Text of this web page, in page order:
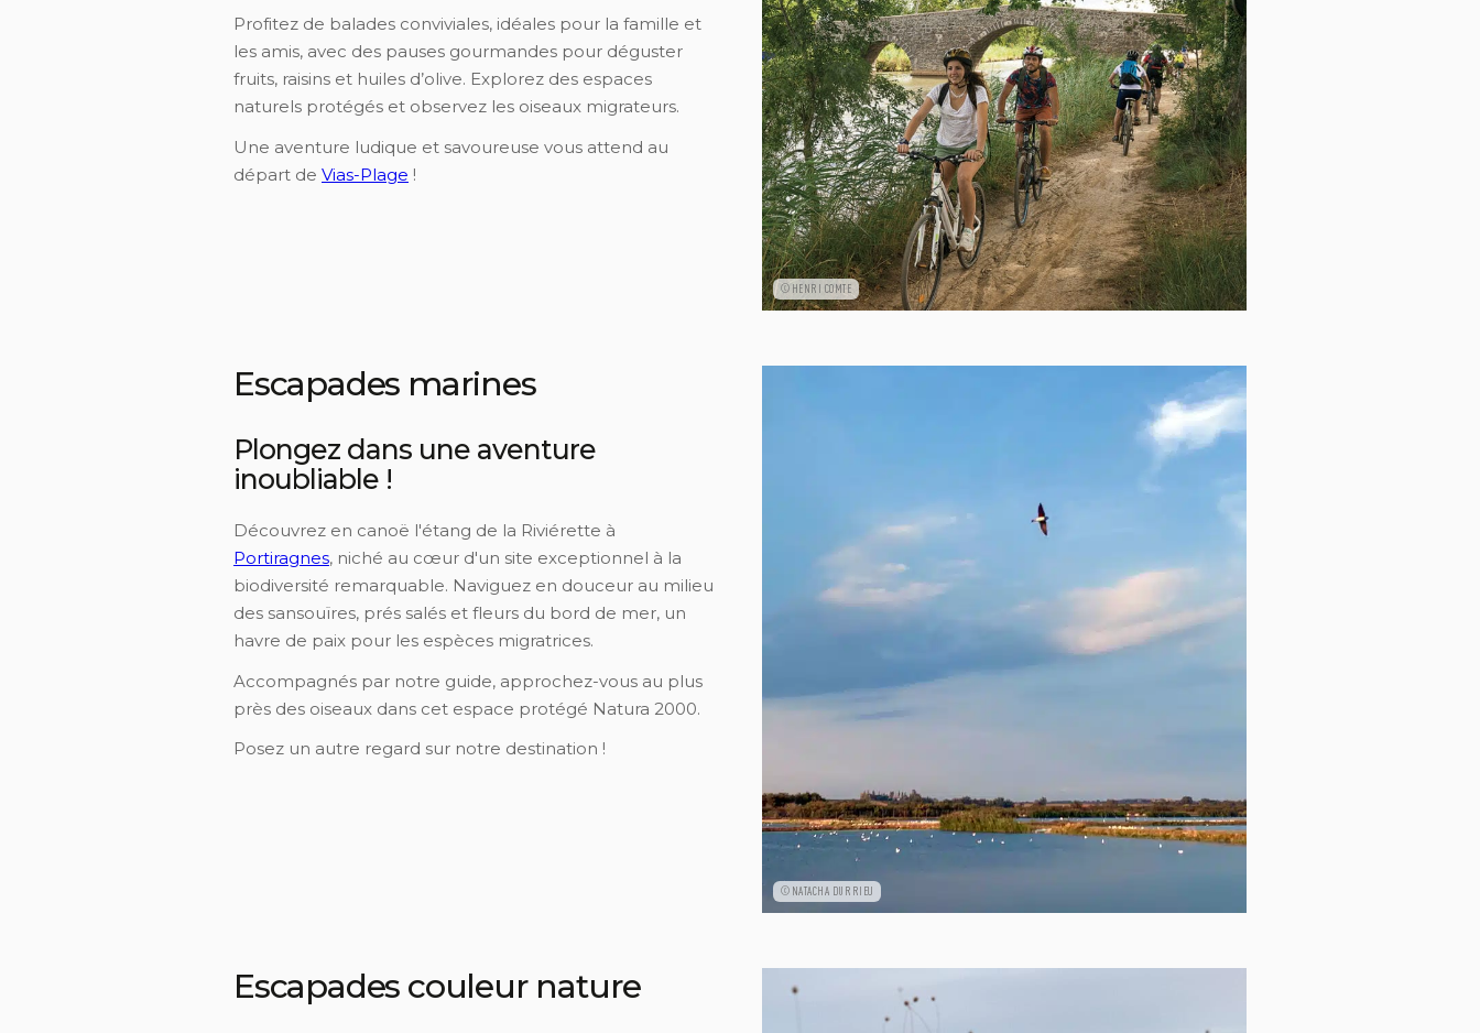
Profitez de balades conviviales, idéales pour la famille et
les amis, avec des pauses gourmandes pour déguster
fruits, raisins et huiles d’olive. Explorez des espaces
naturels protégés et observez les oiseaux migrateurs.
Une aventure ludique et savoureuse vous attend au
départ de Vias-Plage !
©HENRI COMTE
Escapades marines
Plongez dans une aventure
inoubliable !
Découvrez en canoë l'étang de la Riviérette à
Portiragnes, niché au cœur d'un site exceptionnel à la
biodiversité remarquable. Naviguez en douceur au milieu
des sansouïres, prés salés et fleurs du bord de mer, un
havre de paix pour les espèces migratrices.
Accompagnés par notre guide, approchez-vous au plus
près des oiseaux dans cet espace protégé Natura 2000.
Posez un autre regard sur notre destination !
©NATACHA DURRIEU
Escapades couleur nature